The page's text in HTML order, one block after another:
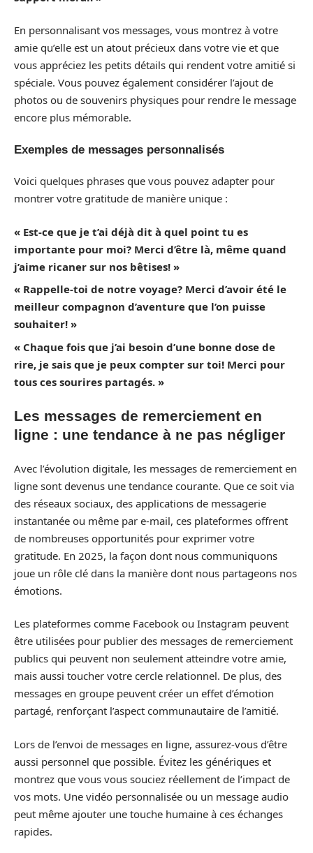
En personnalisant vos messages, vous montrez à votre
amie qu’elle est un atout précieux dans votre vie et que
vous appréciez les petits détails qui rendent votre amitié si
spéciale. Vous pouvez également considérer l’ajout de
photos ou de souvenirs physiques pour rendre le message
encore plus mémorable.
Exemples de messages personnalisés
Voici quelques phrases que vous pouvez adapter pour
montrer votre gratitude de manière unique :
« Est-ce que je t’ai déjà dit à quel point tu es
importante pour moi? Merci d’être là, même quand
j’aime ricaner sur nos bêtises! »
« Rappelle-toi de notre voyage? Merci d’avoir été le
meilleur compagnon d’aventure que l’on puisse
souhaiter! »
« Chaque fois que j’ai besoin d’une bonne dose de
rire, je sais que je peux compter sur toi! Merci pour
tous ces sourires partagés. »
Les messages de remerciement en
ligne : une tendance à ne pas négliger
Avec l’évolution digitale, les messages de remerciement en
ligne sont devenus une tendance courante. Que ce soit via
des réseaux sociaux, des applications de messagerie
instantanée ou même par e-mail, ces plateformes offrent
de nombreuses opportunités pour exprimer votre
gratitude. En 2025, la façon dont nous communiquons
joue un rôle clé dans la manière dont nous partageons nos
émotions.
Les plateformes comme Facebook ou Instagram peuvent
être utilisées pour publier des messages de remerciement
publics qui peuvent non seulement atteindre votre amie,
mais aussi toucher votre cercle relationnel. De plus, des
messages en groupe peuvent créer un effet d’émotion
partagé, renforçant l’aspect communautaire de l’amitié.
Lors de l’envoi de messages en ligne, assurez-vous d’être
aussi personnel que possible. Évitez les génériques et
montrez que vous vous souciez réellement de l’impact de
vos mots. Une vidéo personnalisée ou un message audio
peut même ajouter une touche humaine à ces échanges
rapides.